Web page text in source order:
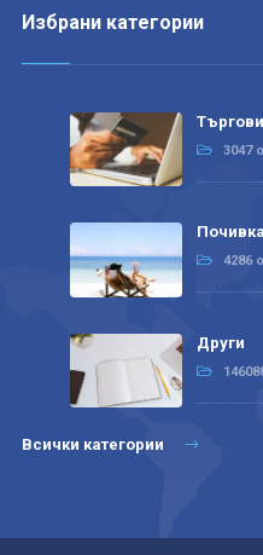
Избрани категории
3047
4286
Други
Всички категории